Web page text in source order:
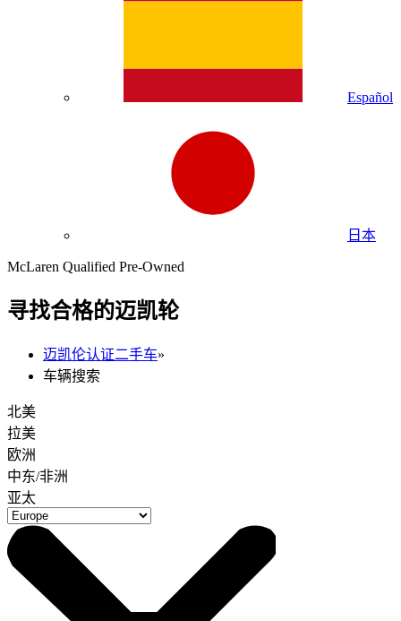
Español
日本
McLaren Qualified Pre-Owned
寻找合格的迈凯轮
迈凯伦认证二手车»
车辆搜索
北美
拉美
欧洲
中东/非洲
亚太